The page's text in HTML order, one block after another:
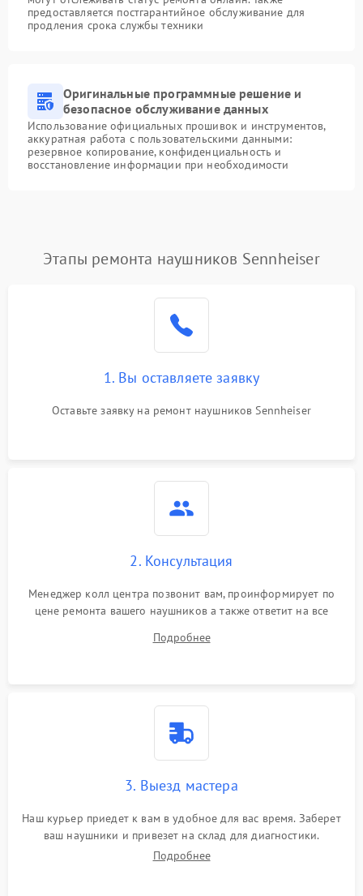
предоставляется постгарантийное обслуживание для
продления срока службы техники
Оригинальные программные решение и
безопасное обслуживание данных
Использование официальных прошивок и инструментов,
аккуратная работа с пользовательскими данными:
резервное копирование, конфиденциальность и
восстановление информации при необходимости
Этапы ремонта наушников Sennheiser
1. Вы оставляете заявку
Оставьте заявку на ремонт наушников Sennheiser
2. Консультация
Менеджер колл центра позвонит вам, проинформирует по
цене ремонта вашего наушников а также ответит на все
Подробнее
3. Выезд мастера
Наш курьер приедет к вам в удобное для вас время. Заберет
ваш наушники и привезет на склад для диагностики.
Подробнее